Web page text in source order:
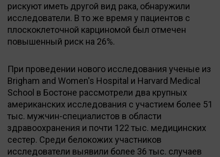
рискуют иметь другой вид рака, обнаружили
исследователи. В то же время у пациентов с
плоскоклеточной карциномой был отмечен
повышенный риск на 26%.
При проведении нового исследования ученые из
Brigham and Women's Hospital и Harvard Medical
School в Бостоне рассмотрели два крупных
американских исследования с участием более 51
тыс. мужчин-специалистов в области
здравоохранения и почти 122 тыс. медицинских
сестер. Среди белокожих участников
исследователи выявили более 36 тыс. случаев